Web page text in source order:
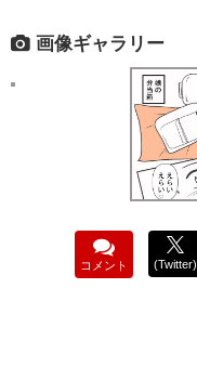
画像ギャラリー
コメント (Twitter)